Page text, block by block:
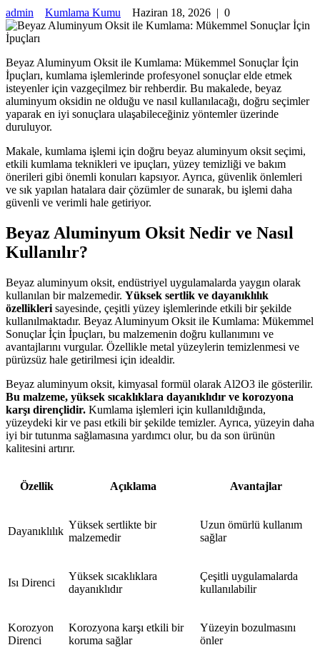
admin Kumlama Kumu Haziran 18, 2026 | 0
Beyaz Aluminyum Oksit ile Kumlama: Mükemmel Sonuçlar İçin
İpuçları, kumlama işlemlerinde profesyonel sonuçlar elde etmek
isteyenler için vazgeçilmez bir rehberdir. Bu makalede, beyaz
aluminyum oksidin ne olduğu ve nasıl kullanılacağı, doğru seçimler
yaparak en iyi sonuçlara ulaşabileceğiniz yöntemler üzerinde
duruluyor.
Makale, kumlama işlemi için doğru beyaz aluminyum oksit seçimi,
etkili kumlama teknikleri ve ipuçları, yüzey temizliği ve bakım
önerileri gibi önemli konuları kapsıyor. Ayrıca, güvenlik önlemleri
ve sık yapılan hatalara dair çözümler de sunarak, bu işlemi daha
güvenli ve verimli hale getiriyor.
Beyaz Aluminyum Oksit Nedir ve Nasıl
Kullanılır?
Beyaz aluminyum oksit, endüstriyel uygulamalarda yaygın olarak
kullanılan bir malzemedir. Yüksek sertlik ve dayanıklılık
özellikleri sayesinde, çeşitli yüzey işlemlerinde etkili bir şekilde
kullanılmaktadır. Beyaz Aluminyum Oksit ile Kumlama: Mükemmel
Sonuçlar İçin İpuçları, bu malzemenin doğru kullanımını ve
avantajlarını vurgular. Özellikle metal yüzeylerin temizlenmesi ve
pürüzsüz hale getirilmesi için idealdir.
Beyaz aluminyum oksit, kimyasal formül olarak Al2O3 ile gösterilir.
Bu malzeme, yüksek sıcaklıklara dayanıklıdır ve korozyona
karşı dirençlidir. Kumlama işlemleri için kullanıldığında,
yüzeydeki kir ve pası etkili bir şekilde temizler. Ayrıca, yüzeyin daha
iyi bir tutunma sağlamasına yardımcı olur, bu da son ürünün
kalitesini artırır.
Özellik Açıklama Avantajlar
Dayanıklılık
Yüksek sertlikte bir
malzemedir
Uzun ömürlü kullanım
sağlar
Isı Direnci
Yüksek sıcaklıklara
dayanıklıdır
Çeşitli uygulamalarda
kullanılabilir
Korozyon
Direnci
Korozyona karşı etkili bir
koruma sağlar
Yüzeyin bozulmasını
önler